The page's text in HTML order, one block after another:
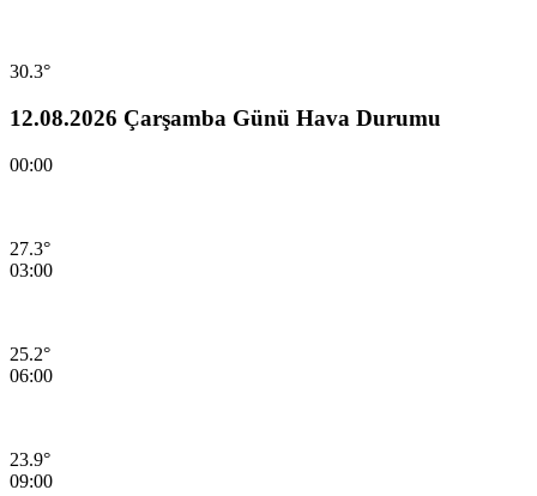
30.3°
12.08.2026 Çarşamba Günü Hava Durumu
00:00
27.3°
03:00
25.2°
06:00
23.9°
09:00